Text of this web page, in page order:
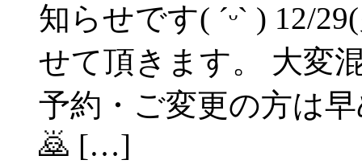
知らせです( ˊᵕˋ ) 12/
せて頂きます。 大変
予約・ご変更の方は
🙇 […]